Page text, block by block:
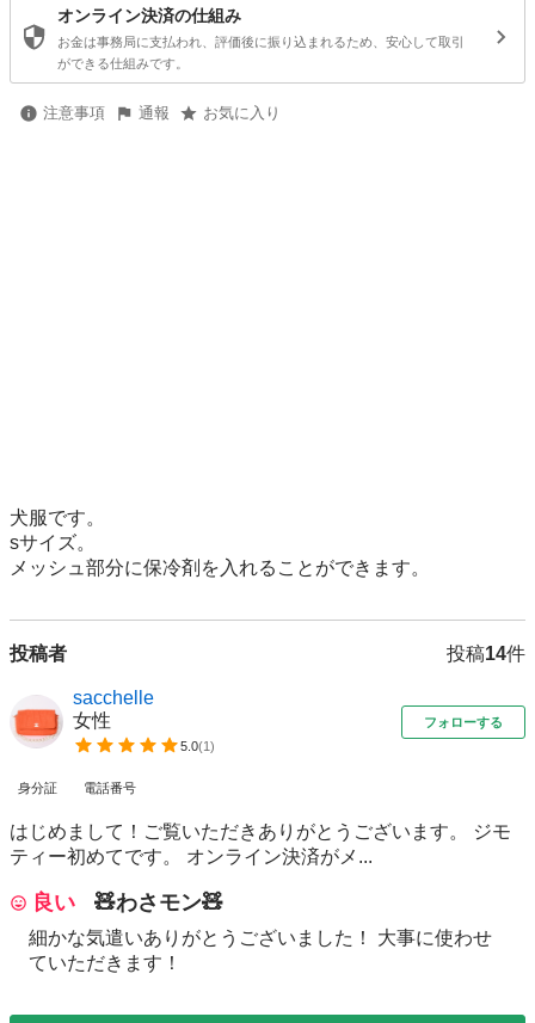
オンライン決済の仕組み
お金は事務局に支払われ、評価後に振り込まれるため、安心して取引
ができる仕組みです。
注意事項 通報 お気に入り
犬服です。
sサイズ。
メッシュ部分に保冷剤を入れることができます。
投稿者 投稿14件
sacchelle
女性
5.0(1)
フォローする
身分証 電話番号
はじめまして！ご覧いただきありがとうございます。 ジモ
ティー初めてです。 オンライン決済がメ...
良い 🧸わさモン🧸
細かな気遣いありがとうございました！ 大事に使わせ
ていただきます！